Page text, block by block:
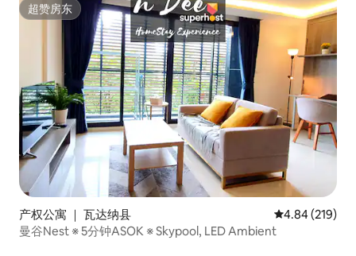
超赞房东
超赞房东
产权公寓 ｜ 瓦达纳县 平均评分 4.84
4.84 (219)
曼谷Nest ※ 5分钟ASOK ※ Skypool, LED Ambient